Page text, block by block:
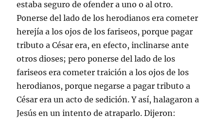
estaba seguro de ofender a uno o al otro.
Ponerse del lado de los herodianos era cometer
herejía a los ojos de los fariseos, porque pagar
tributo a César era, en efecto, inclinarse ante
otros dioses; pero ponerse del lado de los
fariseos era cometer traición a los ojos de los
herodianos, porque negarse a pagar tributo a
César era un acto de sedición. Y así, halagaron a
Jesús en un intento de atraparlo. Dijeron: